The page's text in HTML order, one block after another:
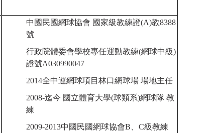
中國民國網球協會 國家級教練證(A)教8388
號
行政院體委會學校專任運動教練(網球中級)
證號A030990047
2014全中運網球項目林口網球場 場地主任
2008-迄今 國立體育大學(球類系)網球隊 教
練
2009-2013中國民國網球協會B、C級教練